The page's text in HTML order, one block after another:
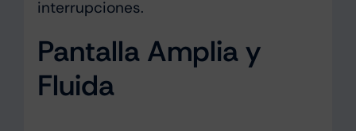
interrupciones.
Pantalla Amplia y
Fluida